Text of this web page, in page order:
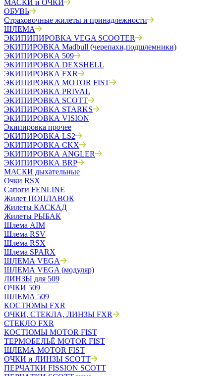
МАСКИ и ОЧКИ
ОБУВЬ
Страховочные жилеты и принадлежности
ШЛЕМА
ЭКИПИПИРОВКА VEGA SCOOTER
ЭКИПИРОВКА Madbull (черепахи,подшлемники)
ЭКИПИРОВКА 509
ЭКИПИРОВКА DEXSHELL
ЭКИПИРОВКА FXR
ЭКИПИРОВКА MOTOR FIST
ЭКИПИРОВКА PRIVAL
ЭКИПИРОВКА SCOTT
ЭКИПИРОВКА STARKS
ЭКИПИРОВКА VISION
Экипировка прочее
ЭКИПИРОВКА LS2
ЭКИПИРОВКА CKX
ЭКИПИРОВКА ANGLER
ЭКИПИРОВКА BRP
МАСКИ дыхательные
Очки RSX
Сапоги FENLINE
Жилет ПОПЛАВОК
Жилеты КАСКАД
Жилеты РЫБАК
Шлема AIM
Шлема RSV
Шлема RSX
Шлема SPARX
ШЛЕМА VEGA
ШЛЕМА VEGA (модуляр)
ЛИНЗЫ для 509
ОЧКИ 509
ШЛЕМА 509
КОСТЮМЫ FXR
ОЧКИ, СТЕКЛА, ЛИНЗЫ FXR
СТЕКЛО FXR
КОСТЮМЫ MOTOR FIST
ТЕРМОБЕЛЬЁ MOTOR FIST
ШЛЕМА MOTOR FIST
ОЧКИ и ЛИНЗЫ SCOTT
ПЕРЧАТКИ FISSION SCOTT